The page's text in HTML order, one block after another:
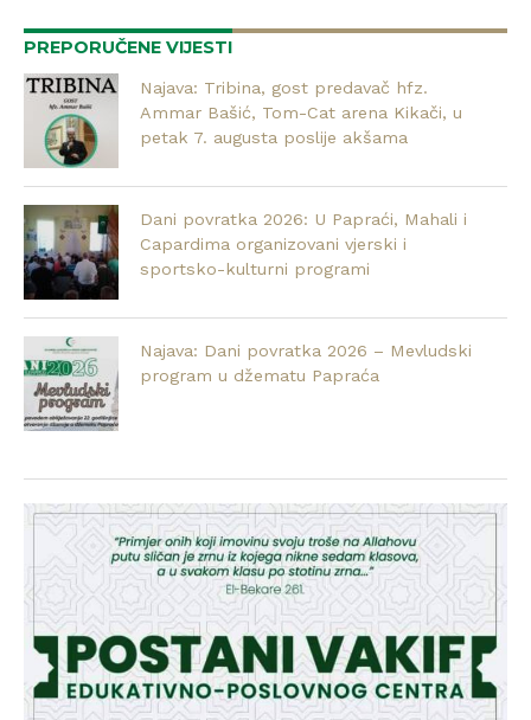
PREPORUČENE VIJESTI
Najava: Tribina, gost predavač hfz.
Ammar Bašić, Tom-Cat arena Kikači, u
petak 7. augusta poslije akšama
Dani povratka 2026: U Papraći, Mahali i
Capardima organizovani vjerski i
sportsko-kulturni programi
Najava: Dani povratka 2026 – Mevludski
program u džematu Papraća